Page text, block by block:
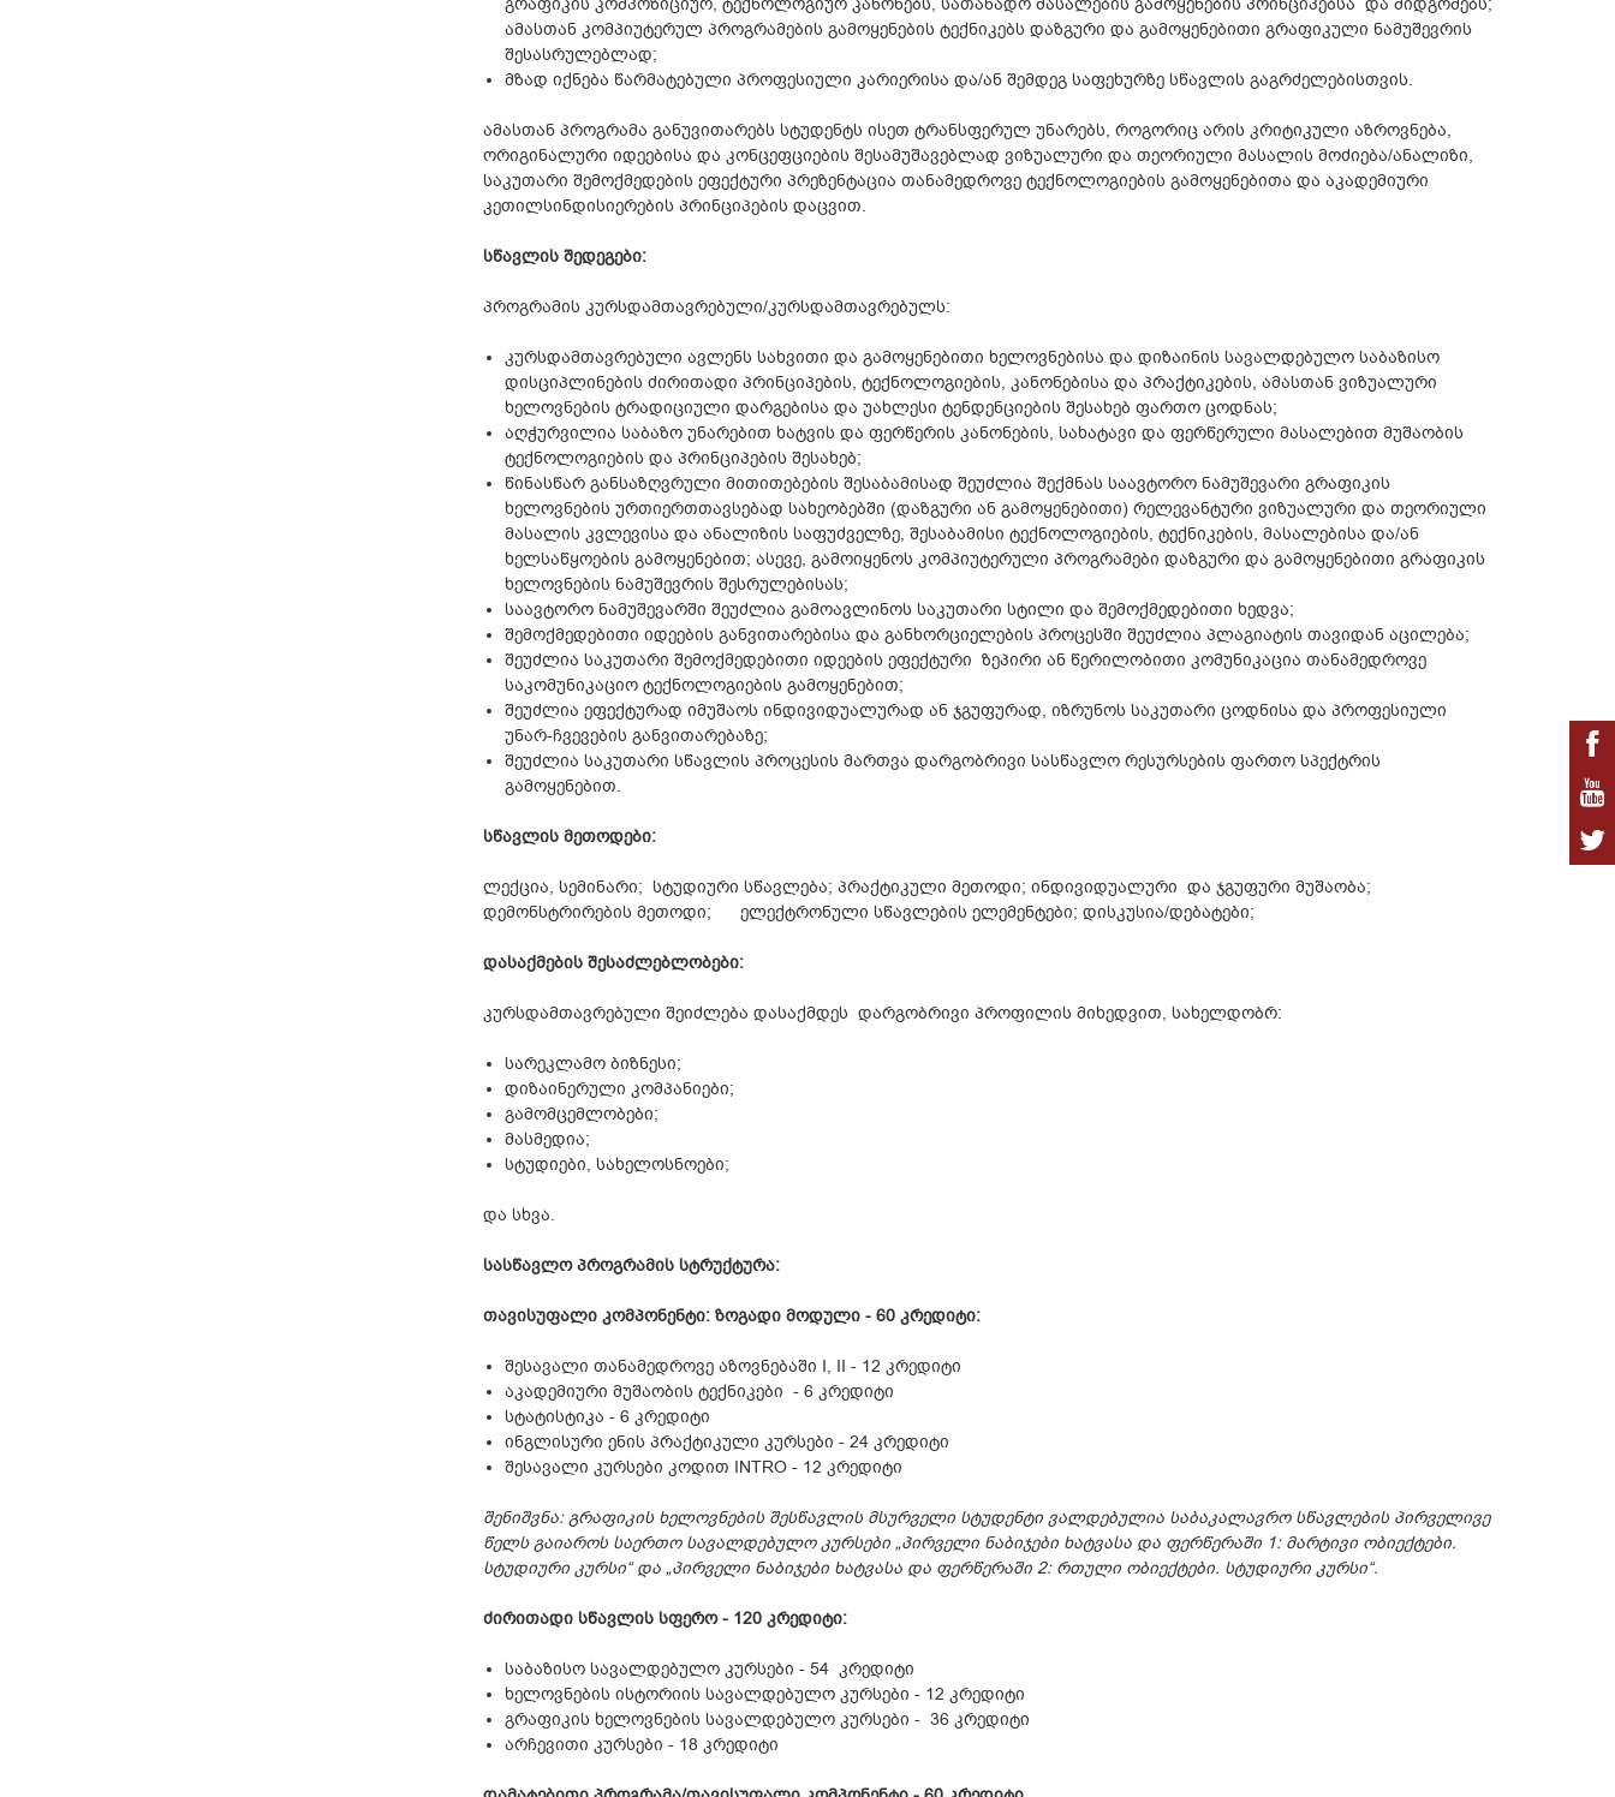
ამასთან კომპიუტერულ პროგრამების გამოყენების ტექნიკებს დაზგური და გამოყენებითი გრაფიკული ნამუშევრის
შესასრულებლად;
მზად იქნება წარმატებული პროფესიული კარიერისა და/ან შემდეგ საფეხურზე სწავლის გაგრძელებისთვის.
ამასთან პროგრამა განუვითარებს სტუდენტს ისეთ ტრანსფერულ უნარებს, როგორიც არის კრიტიკული აზროვნება,
ორიგინალური იდეებისა და კონცეფციების შესამუშავებლად ვიზუალური და თეორიული მასალის მოძიება/ანალიზი,
საკუთარი შემოქმედების ეფექტური პრეზენტაცია თანამედროვე ტექნოლოგიების გამოყენებითა და აკადემიური
კეთილსინდისიერების პრინციპების დაცვით.
სწავლის შედეგები:
პროგრამის კურსდამთავრებული/კურსდამთავრებულს:
კურსდამთავრებული ავლენს სახვითი და გამოყენებითი ხელოვნებისა და დიზაინის სავალდებულო საბაზისო
დისციპლინების ძირითადი პრინციპების, ტექნოლოგიების, კანონებისა და პრაქტიკების, ამასთან ვიზუალური
ხელოვნების ტრადიციული დარგებისა და უახლესი ტენდენციების შესახებ ფართო ცოდნას;
აღჭურვილია საბაზო უნარებით ხატვის და ფერწერის კანონების, სახატავი და ფერწერული მასალებით მუშაობის
ტექნოლოგიების და პრინციპების შესახებ;
წინასწარ განსაზღვრული მითითებების შესაბამისად შეუძლია შექმნას საავტორო ნამუშევარი გრაფიკის
ხელოვნების ურთიერთთავსებად სახეობებში (დაზგური ან გამოყენებითი) რელევანტური ვიზუალური და თეორიული
მასალის კვლევისა და ანალიზის საფუძველზე, შესაბამისი ტექნოლოგიების, ტექნიკების, მასალებისა და/ან
ხელსაწყოების გამოყენებით; ასევე, გამოიყენოს კომპიუტერული პროგრამები დაზგური და გამოყენებითი გრაფიკის
ხელოვნების ნამუშევრის შესრულებისას;
საავტორო ნამუშევარში შეუძლია გამოავლინოს საკუთარი სტილი და შემოქმედებითი ხედვა;
შემოქმედებითი იდეების განვითარებისა და განხორციელების პროცესში შეუძლია პლაგიატის თავიდან აცილება;
შეუძლია საკუთარი შემოქმედებითი იდეების ეფექტური ზეპირი ან წერილობითი კომუნიკაცია თანამედროვე
საკომუნიკაციო ტექნოლოგიების გამოყენებით;
შეუძლია ეფექტურად იმუშაოს ინდივიდუალურად ან ჯგუფურად, იზრუნოს საკუთარი ცოდნისა და პროფესიული
უნარ-ჩვევების განვითარებაზე;
შეუძლია საკუთარი სწავლის პროცესის მართვა დარგობრივი სასწავლო რესურსების ფართო სპექტრის
გამოყენებით.
სწავლის მეთოდები:
ლექცია, სემინარი; სტუდიური სწავლება; პრაქტიკული მეთოდი; ინდივიდუალური და ჯგუფური მუშაობა;
დემონსტრირების მეთოდი; ელექტრონული სწავლების ელემენტები; დისკუსია/დებატები;
დასაქმების შესაძლებლობები:
კურსდამთავრებული შეიძლება დასაქმდეს დარგობრივი პროფილის მიხედვით, სახელდობრ:
სარეკლამო ბიზნესი;
დიზაინერული კომპანიები;
გამომცემლობები;
მასმედია;
სტუდიები, სახელოსნოები;
და სხვა.
სასწავლო პროგრამის სტრუქტურა:
თავისუფალი კომპონენტი: ზოგადი მოდული - 60 კრედიტი:
შესავალი თანამედროვე აზოვნებაში I, II - 12 კრედიტი
აკადემიური მუშაობის ტექნიკები - 6 კრედიტი
სტატისტიკა - 6 კრედიტი
ინგლისური ენის პრაქტიკული კურსები - 24 კრედიტი
შესავალი კურსები კოდით INTRO - 12 კრედიტი
შენიშვნა: გრაფიკის ხელოვნების შესწავლის მსურველი სტუდენტი ვალდებულია საბაკალავრო სწავლების პირველივე
წელს გაიაროს საერთო სავალდებულო კურსები „პირველი ნაბიჯები ხატვასა და ფერწერაში 1: მარტივი ობიექტები.
სტუდიური კურსი“ და „პირველი ნაბიჯები ხატვასა და ფერწერაში 2: რთული ობიექტები. სტუდიური კურსი“.
ძირითადი სწავლის სფერო - 120 კრედიტი:
საბაზისო სავალდებულო კურსები - 54 კრედიტი
ხელოვნების ისტორიის სავალდებულო კურსები - 12 კრედიტი
გრაფიკის ხელოვნების სავალდებულო კურსები - 36 კრედიტი
არჩევითი კურსები - 18 კრედიტი